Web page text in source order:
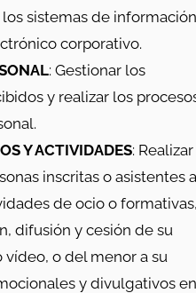
sistemas de
corporativo.
: Gestionar los
y realizar los
Y ACTIVIDADES: Realizar
inscritas o asistentes a
de ocio o
difusión y cesión de su
o del menor a su
y divulgativos en